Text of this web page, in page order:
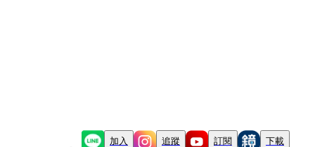
加入 追蹤 訂閱 下載